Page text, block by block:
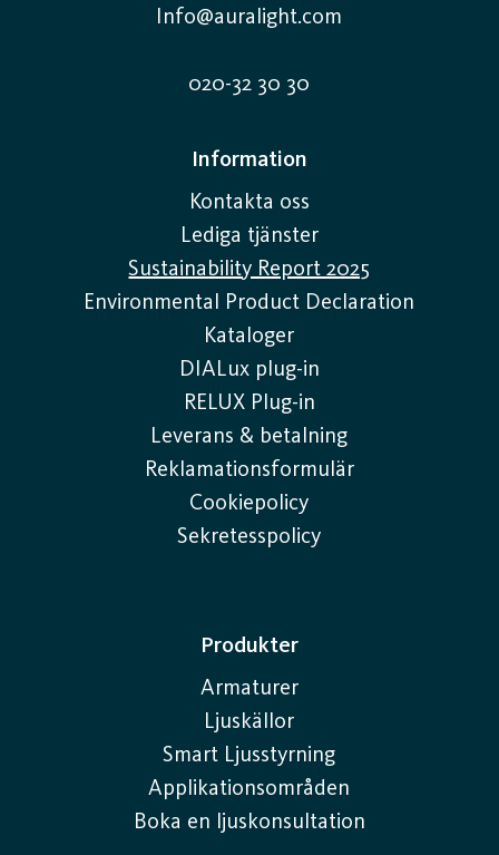
Info@auralight.com
020-32 30 30
Information
Kontakta oss
Lediga tjänster
Sustainability Report 2025
Environmental Product Declaration
Kataloger
DIALux plug-in
RELUX Plug-in
Leverans & betalning
Reklamationsformulär
Cookiepolicy
Sekretesspolicy
Produkter
Armaturer
Ljuskällor
Smart Ljusstyrning
Applikationsområden
Boka en ljuskonsultation